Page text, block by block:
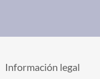
Información legal